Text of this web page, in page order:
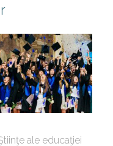
ale educaţiei